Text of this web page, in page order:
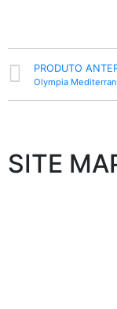
PRODUTO
Olympia
SITE